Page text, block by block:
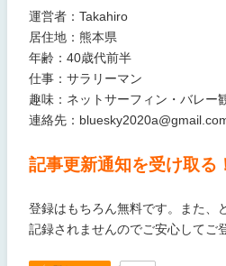
運営者：Takahiro
居住地：熊本県
年齢：40歳代前半
仕事：サラリーマン
趣味：ネットサーフィン・バレー
連絡先：
記事更新通知を受け取る
登録はもちろん無料です。また、
記録されませんのでご安心してご